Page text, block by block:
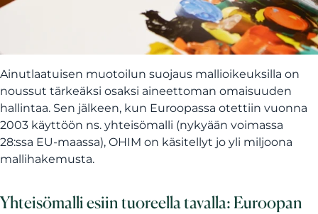
Ainutlaatuisen muotoilun suojaus mallioikeuksilla on
noussut tärkeäksi osaksi aineettoman omaisuuden
hallintaa. Sen jälkeen, kun Euroopassa otettiin vuonna
2003 käyttöön ns. yhteisömalli (nykyään voimassa
28:ssa EU-maassa), OHIM on käsitellyt jo yli miljoona
mallihakemusta.
Yhteisömalli esiin tuoreella tavalla: Euroopan